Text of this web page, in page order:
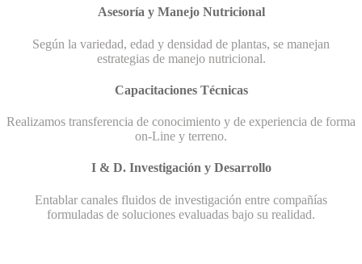
Asesoría y Manejo Nutricional
Según la variedad, edad y densidad de plantas, se manejan
estrategias de manejo nutricional.
Capacitaciones Técnicas
Realizamos transferencia de conocimiento y de experiencia de forma
on-Line y terreno.
I & D. Investigación y Desarrollo
Entablar canales fluidos de investigación entre compañías
formuladas de soluciones evaluadas bajo su realidad.